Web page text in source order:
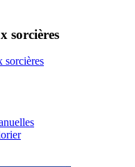
sorcières
sorcières